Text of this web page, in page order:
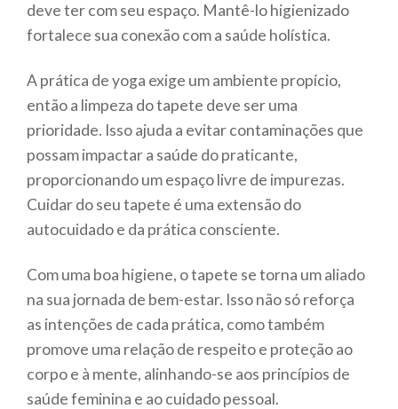
deve ter com seu espaço. Mantê-lo higienizado
fortalece sua conexão com a saúde holística.
A prática de yoga exige um ambiente propício,
então a limpeza do tapete deve ser uma
prioridade. Isso ajuda a evitar contaminações que
possam impactar a saúde do praticante,
proporcionando um espaço livre de impurezas.
Cuidar do seu tapete é uma extensão do
autocuidado e da prática consciente.
Com uma boa higiene, o tapete se torna um aliado
na sua jornada de bem-estar. Isso não só reforça
as intenções de cada prática, como também
promove uma relação de respeito e proteção ao
corpo e à mente, alinhando-se aos princípios de
saúde feminina e ao cuidado pessoal.